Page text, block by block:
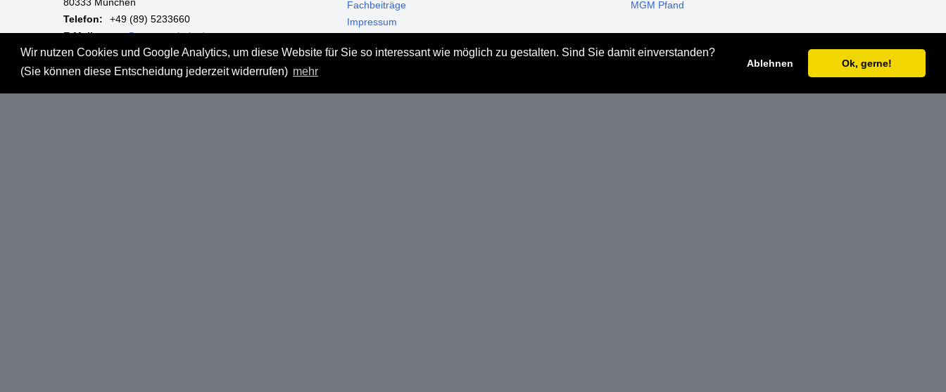
Wir nutzen Cookies und Google Analytics, um diese Website für Sie so interessant wie möglich zu gestalten. Sind Sie damit einverstanden?
(Sie können diese Entscheidung jederzeit widerrufen) mehr
Ablehnen Ok, gerne!
Telefon:
+49 (89) 5233660
E-Mail:
mgm@muenzgalerie.de
Mo-Fr:
9:00 - 18:00 Uhr
Fachbeiträge
Impressum
Haftungsausschluss
MGM Pfand